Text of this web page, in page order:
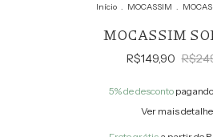
Início . MOCASSIM .
MOCASSIM
R$149,90
5% de desconto
Ver mais